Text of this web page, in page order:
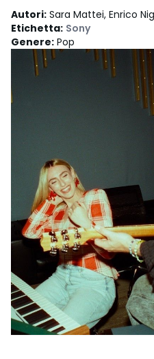
Autori: Sara Mattei, Enrico
Etichetta: Sony
Genere: Pop